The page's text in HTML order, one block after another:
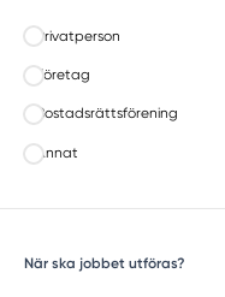
Privatperson
Företag
Bostadsrättsförening
Annat
När ska jobbet utföras?